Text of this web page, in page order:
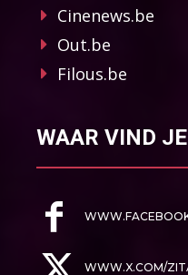
Cinenews.be
Out.be
Filous.be
WAAR VIND
WWW.X.COM/